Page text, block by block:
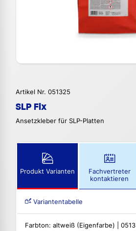
Artikel Nr. 051325
SLP Fix
Ansetzkleber für SLP-Platten
Produkt Varianten
Fachvertreter
kontaktieren
Variantentabelle
Farbton: altweiß (Eigenfarbe) | 0513